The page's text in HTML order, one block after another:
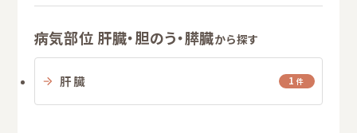
病気部位 肝臓・胆のう・膵臓から探す
肝臓 1 件